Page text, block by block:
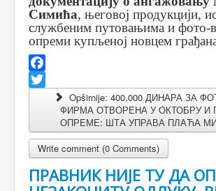
Симића, његовој продукцији,
службеним путовањима и фото-
опреми купљеној новцем
Facebook
Opširnije: 400.000 ДИНАРА ЗА
ФИРМА ОТВОРЕНА У ОКТОБРУ И
ОПРЕМЕ: ШТА УПРАВА ПЛАЋА
Write comment (0 Comments)
ПРАВНИК НИЈЕ ТУ ДА